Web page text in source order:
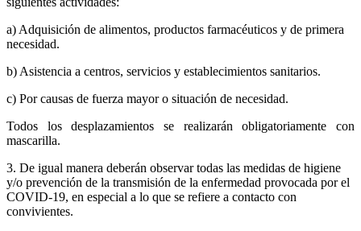
a) Adquisición de alimentos, productos farmacéuticos y de primera
necesidad.
b) Asistencia a centros, servicios y establecimientos sanitarios.
c) Por causas de fuerza mayor o situación de necesidad.
Todos los desplazamientos se realizarán obligatoriamente con
mascarilla.
3. De igual manera deberán observar todas las medidas de higiene
y/o prevención de la transmisión de la enfermedad provocada por el
COVID-19, en especial a lo que se refiere a contacto con
convivientes.